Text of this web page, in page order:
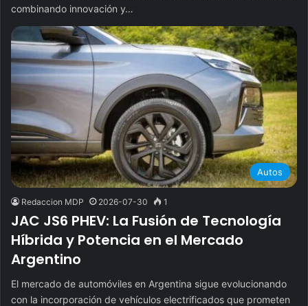
combinando innovación y…
Autos
Redaccion MDP 2026-07-30 1
JAC JS6 PHEV: La Fusión de Tecnología
Híbrida y Potencia en el Mercado
Argentino
El mercado de automóviles en Argentina sigue evolucionando
con la incorporación de vehículos electrificados que prometen